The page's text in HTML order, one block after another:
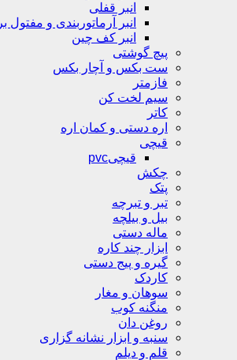
انبر قفلی
انبر آرماتوربندی و مفتول بر
انبر کف چین
پیچ گوشتی
ست بکس و آچار بکس
فازمتر
سیم لخت کن
کاتر
اره دستی و کمان اره
قیچی
قیچیpvc
چکش
پتک
تبر و تبرچه
بیل و بیلچه
ماله دستی
ابزار چند کاره
گیره و پیج دستی
کاردک
سوهان و مغار
منگنه کوب
روغن دان
سنبه و ابزار نشانه گزاری
قلم و دیلم